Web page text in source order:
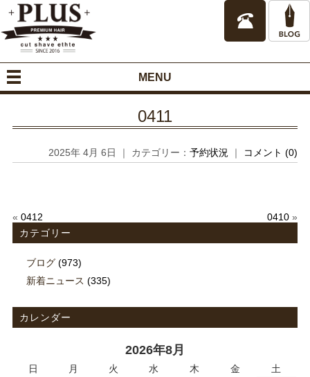
MENU
0411
2025年 4月 6日 ｜ カテゴリー：予約状況 ｜ コメント (0)
« 0412 0410 »
カテゴリー
ブログ(973)
新着ニュース (335)
カレンダー
2026年8月
日 月 火 水 木 金
土